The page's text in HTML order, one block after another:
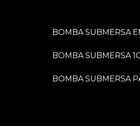
BOMBA SUBMERSA
BOMBA SUBMERSA
BOMBA SUBMERSA